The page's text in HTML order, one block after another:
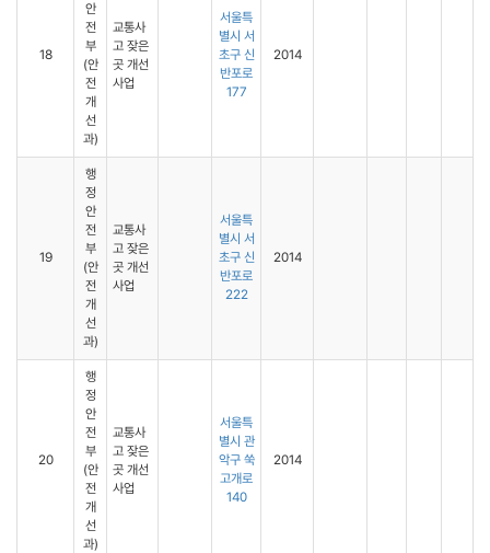
18
안
전
부
(안
전
개
선
과)
교통사
고 잦은
곳 개선
사업
서울특
별시 서
초구 신
반포로
177
2014
19
행
정
안
전
부
(안
전
개
선
과)
교통사
고 잦은
곳 개선
사업
서울특
별시 서
초구 신
반포로
222
2014
20
행
정
안
전
부
(안
전
개
선
과)
교통사
고 잦은
곳 개선
사업
서울특
별시 관
악구 쑥
고개로
140
2014